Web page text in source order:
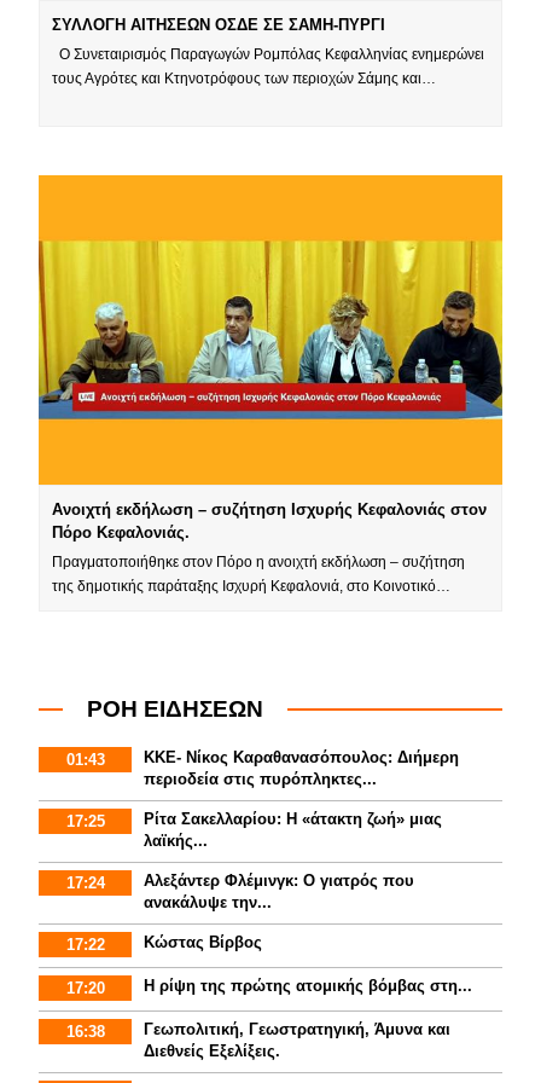
ΣΥΛΛΟΓΗ ΑΙΤΗΣΕΩΝ ΟΣΔΕ ΣΕ ΣΑΜΗ-ΠΥΡΓΙ
Ο Συνεταιρισμός Παραγωγών Ρομπόλας Κεφαλληνίας ενημερώνει
τους Αγρότες και Κτηνοτρόφους των περιοχών Σάμης και…
Ανοιχτή εκδήλωση – συζήτηση Ισχυρής Κεφαλονιάς στον
Πόρο Κεφαλονιάς.
Πραγματοποιήθηκε στον Πόρο η ανοιχτή εκδήλωση – συζήτηση
της δημοτικής παράταξης Ισχυρή Κεφαλονιά, στο Κοινοτικό…
ΡΟΗ ΕΙΔΗΣΕΩΝ
01:43
ΚΚΕ- Νίκος Καραθανασόπουλος: Διήμερη
περιοδεία στις πυρόπληκτες...
17:25
Ρίτα Σακελλαρίου: Η «άτακτη ζωή» μιας
λαϊκής...
17:24
Αλεξάντερ Φλέμινγκ: Ο γιατρός που
ανακάλυψε την...
17:22 Κώστας Βίρβος
17:20 Η ρίψη της πρώτης ατομικής βόμβας στη...
16:38
Γεωπολιτική, Γεωστρατηγική, Άμυνα και
Διεθνείς Εξελίξεις.